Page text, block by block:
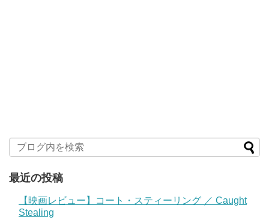
最近の投稿
【映画レビュー】コート・スティーリング ／ Caught
Stealing